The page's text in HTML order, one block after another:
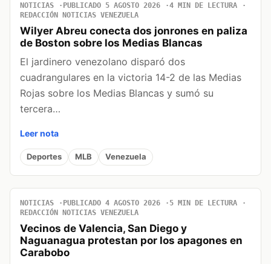
NOTICIAS PUBLICADO 5 AGOSTO 2026
4 MIN DE LECTURA
REDACCIÓN NOTICIAS VENEZUELA
Wilyer Abreu conecta dos jonrones en paliza
de Boston sobre los Medias Blancas
El jardinero venezolano disparó dos
cuadrangulares en la victoria 14-2 de las Medias
Rojas sobre los Medias Blancas y sumó su
tercera…
Leer nota
Deportes MLB Venezuela
NOTICIAS PUBLICADO 4 AGOSTO 2026
5 MIN DE LECTURA
REDACCIÓN NOTICIAS VENEZUELA
Vecinos de Valencia, San Diego y
Naguanagua protestan por los apagones en
Carabobo